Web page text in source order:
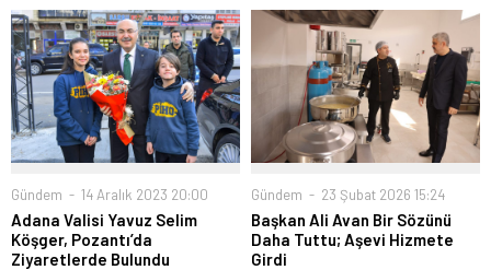
Gündem 14 Aralık 2023 20:00
Adana Valisi Yavuz Selim
Köşger, Pozantı’da
Ziyaretlerde Bulundu
Gündem 23 Şubat 2026 15:24
Başkan Ali Avan Bir Sözünü
Daha Tuttu; Aşevi Hizmete
Girdi